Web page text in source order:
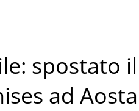
spostato
ad Aosta